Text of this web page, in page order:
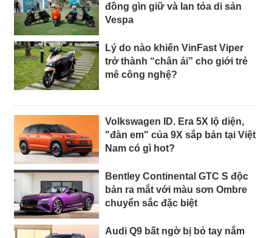
đồng gìn giữ và lan tỏa di sản
Vespa
Lý do nào khiến VinFast Viper
trở thành “chân ái” cho giới trẻ
mê công nghệ?
Volkswagen ID. Era 5X lộ diện,
"đàn em" của 9X sắp bán tại Việt
Nam có gì hot?
Bentley Continental GTC S độc
bản ra mắt với màu sơn Ombre
chuyển sắc đặc biệt
Audi Q9 bất ngờ bị bỏ tay nắm